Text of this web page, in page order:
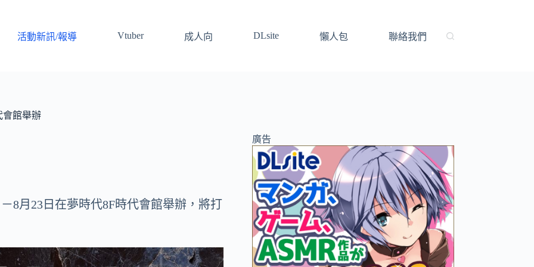
活動新訊/報導 Vtuber 成人向 DLsite 懶人包 聯絡我們
會館舉辦
8月23日在夢時代8F時代會館舉辦，將打
廣告